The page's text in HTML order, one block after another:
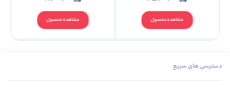
مشاهده محصول مشاهده محصول
دسترسی های سریع